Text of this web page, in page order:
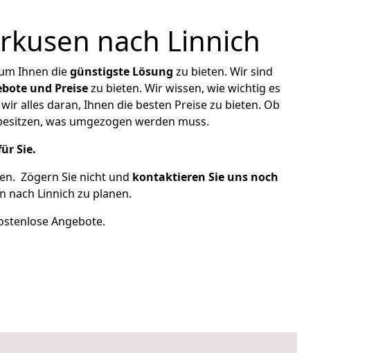
nach Linnich
Ihnen diegünstigste Lösung zu bieten. Wir sind
und Preisezu bieten. Wir wissen, wie wichtig es
alles daran, Ihnen die besten Preise zu bieten. Ob
was umgezogen werden muss.
Sie.
Zögern Sie nicht und kontaktieren Sie uns noch
nach Linnich zu planen.
Angebote.